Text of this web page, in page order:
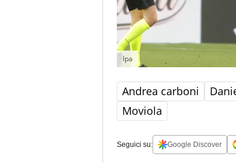
Ipa
Andrea carboni
Moviola
Seguici su: Google Discover